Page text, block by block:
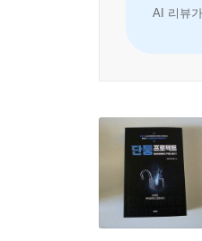
은 그 나라만의